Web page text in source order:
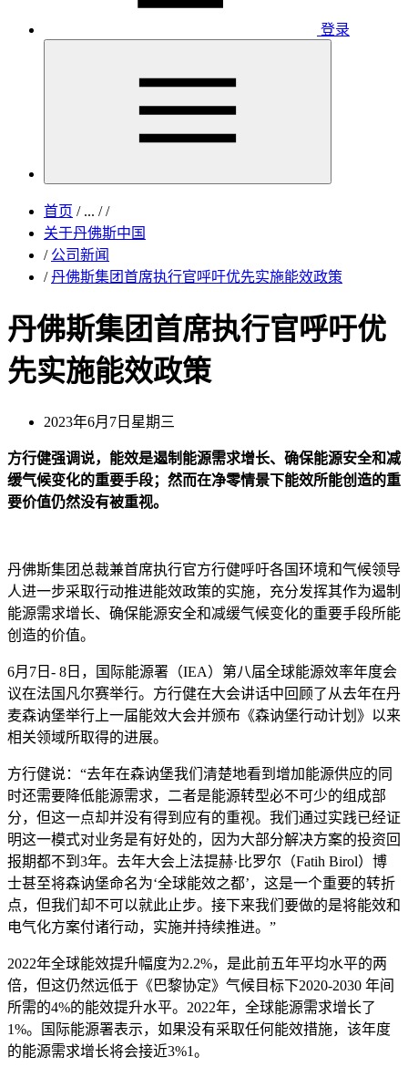
登录
首页 /... / /
关于丹佛斯中国
/ 公司新闻
/ 丹佛斯集团首席执行官呼吁优先实施能效政策
丹佛斯集团首席执行官呼吁优
先实施能效政策
2023年6月7日星期三
方行健强调说，能效是遏制能源需求增长、确保能源安全和减
缓气候变化的重要手段；然而在净零情景下能效所能创造的重
要价值仍然没有被重视。
丹佛斯集团总裁兼首席执行官方行健呼吁各国环境和气候领导
人进一步采取行动推进能效政策的实施，充分发挥其作为遏制
能源需求增长、确保能源安全和减缓气候变化的重要手段所能
创造的价值。
6月7日- 8日，国际能源署（IEA）第八届全球能源效率年度会
议在法国凡尔赛举行。方行健在大会讲话中回顾了从去年在丹
麦森讷堡举行上一届能效大会并颁布《森讷堡行动计划》以来
相关领域所取得的进展。
方行健说：“去年在森讷堡我们清楚地看到增加能源供应的同
时还需要降低能源需求，二者是能源转型必不可少的组成部
分，但这一点却并没有得到应有的重视。我们通过实践已经证
明这一模式对业务是有好处的，因为大部分解决方案的投资回
报期都不到3年。去年大会上法提赫·比罗尔（Fatih Birol）博
士甚至将森讷堡命名为‘全球能效之都’，这是一个重要的转折
点，但我们却不可以就此止步。接下来我们要做的是将能效和
电气化方案付诸行动，实施并持续推进。”
2022年全球能效提升幅度为2.2%，是此前五年平均水平的两
倍，但这仍然远低于《巴黎协定》气候目标下2020-2030 年间
所需的4%的能效提升水平。2022年，全球能源需求增长了
1%。国际能源署表示，如果没有采取任何能效措施，该年度
的能源需求增长将会接近3%1。